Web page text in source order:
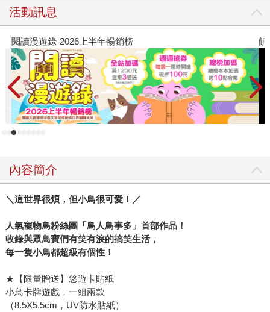
活動訊息
閱讀漫遊錄-2026上半年暢銷榜 飢
內容簡介
＼這世界很煩，但小鳥很可愛！ ／
人氣寵物鳥粉絲團「鳥人鳥事多」首部作品！
收錄與眾鳥寶們有笑有淚的搞笑生活，
每一隻小鳥都超級有個性！
★【限量贈送】悠遊卡貼紙
小鳥卡牌遊戲，一組兩款
（8.5X5.5cm，UV防水貼紙）